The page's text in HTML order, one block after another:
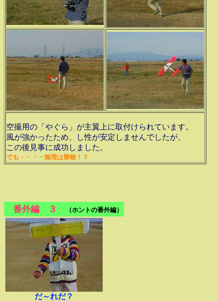
空撮用の「やぐら」が主翼上に取付けられています。
風が強かったため、し性が安定しませんでしたが、
この後見事に成功しました。
でも・・・・無理は禁物！？
番外編 ３ （ホントの番外編）
だ～れだ？